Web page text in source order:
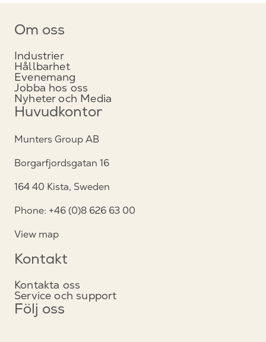
Om oss
Industrier
Hållbarhet
Evenemang
Jobba hos oss
Nyheter och Media
Huvudkontor
Munters Group AB
Borgarfjordsgatan 16
164 40 Kista, Sweden
Phone: +46 (0)8 626 63 00
View map
Kontakt
Kontakta oss
Service och support
Följ oss